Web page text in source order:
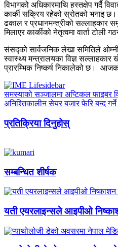
विभागको अधिकारमाथि हस्तक्षेप गर्दै
कार्की सक्रिय रहेको स्रोतको भनाइ छ।
ढकाल र प्रधानमन्त्रीको सल्लाहकार
मिलाएर कार्कीको नेतृत्वमा वार्ता टोली
संसद्को सार्वजनिक लेखा समितिले
स्वास्थ्य मन्त्रालयका विज्ञ सल्लाहकार
प्रारम्भिक निष्कर्ष निकालेको छ।
समस्याको सञ्जालमा अप्टिकल फाइबर
अनिश्तिकालीन सेयर बजार फेरि बन्द गर्ने
प्रतिक्रिया दिनुहोस्
सम्बन्धित शीर्षक
यती एयरलाइन्सले आइपीओ